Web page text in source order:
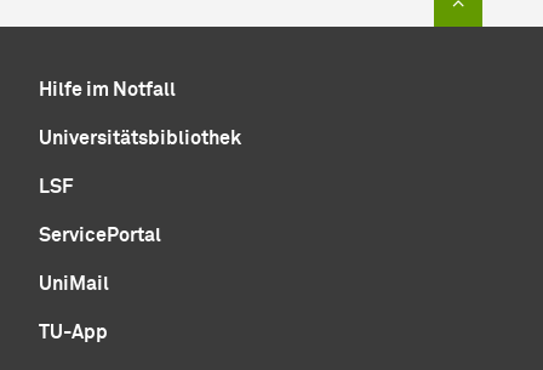
Hilfe im Notfall
Universitätsbibliothek
LSF
ServicePortal
UniMail
TU-App